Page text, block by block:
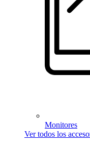
Monitores
Ver todos los